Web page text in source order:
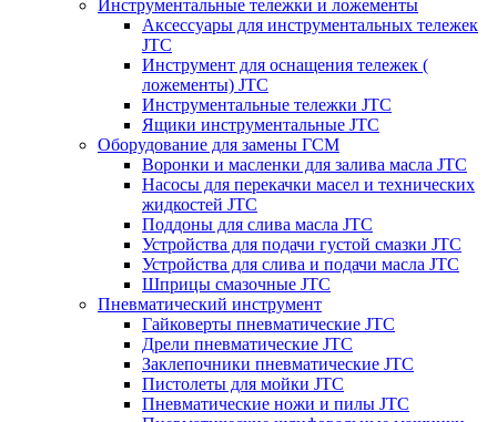
Инструментальные тележки и ложементы
Аксессуары для инструментальных тележек
JTC
Инструмент для оснащения тележек (
ложементы) JTC
Инструментальные тележки JTC
Ящики инструментальные JTC
Оборудование для замены ГСМ
Воронки и масленки для залива масла JTC
Насосы для перекачки масел и технических
жидкостей JTC
Поддоны для слива масла JTC
Устройства для подачи густой смазки JTC
Устройства для слива и подачи масла JTC
Шприцы смазочные JTC
Пневматический инструмент
Гайковерты пневматические JTC
Дрели пневматические JTC
Заклепочники пневматические JTC
Пистолеты для мойки JTC
Пневматические ножи и пилы JTC